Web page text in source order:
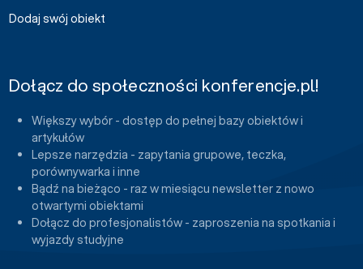
Dodaj swój obiekt
Dołącz do społeczności konferencje.pl!
Większy wybór - dostęp do pełnej bazy obiektów i
artykułów
Lepsze narzędzia - zapytania grupowe, teczka,
porównywarka i inne
Bądź na bieżąco - raz w miesiącu newsletter z nowo
otwartymi obiektami
Dołącz do profesjonalistów - zaproszenia na spotkania i
wyjazdy studyjne